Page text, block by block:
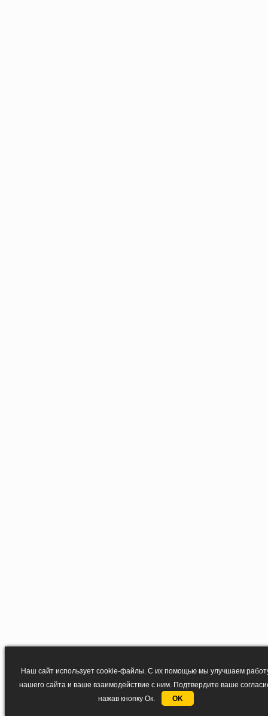
Наш сайт использует cookie-файлы. С их помощью мы улучшаем
нашего сайта и ваше взаимодействие с ним. Подтвердите ваше
нажав кнопку Ок.
OK